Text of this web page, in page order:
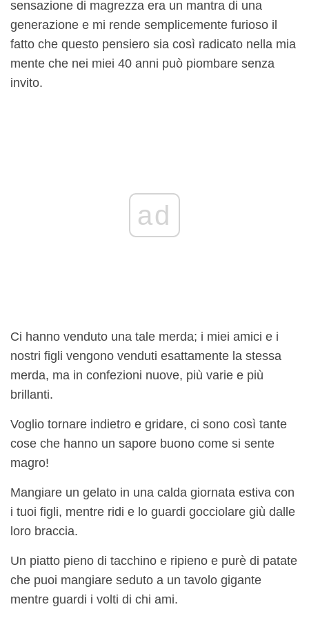
sensazione di magrezza era un mantra di una
generazione e mi rende semplicemente furioso il
fatto che questo pensiero sia così radicato nella mia
mente che nei miei 40 anni può piombare senza
invito.
ad
Ci hanno venduto una tale merda; i miei amici e i
nostri figli vengono venduti esattamente la stessa
merda, ma in confezioni nuove, più varie e più
brillanti.
Voglio tornare indietro e gridare, ci sono così tante
cose che hanno un sapore buono come si sente
magro!
Mangiare un gelato in una calda giornata estiva con
i tuoi figli, mentre ridi e lo guardi gocciolare giù dalle
loro braccia.
Un piatto pieno di tacchino e ripieno e purè di patate
che puoi mangiare seduto a un tavolo gigante
mentre guardi i volti di chi ami.